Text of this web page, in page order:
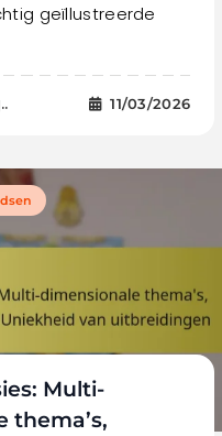
geïllustreerde
11/03/2026
Multi-
thema’s,